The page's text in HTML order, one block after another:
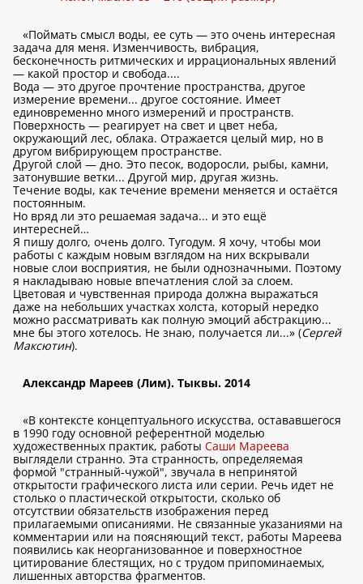
«Поймать смысл воды, ее суть — это очень интересная
задача для меня. Изменчивость, вибрация,
бесконечность ритмических и иррациональных явлений
— какой простор и свобода....
Вода — это другое прочтение пространства, другое
измерение времени... другое состояние. Имеет
единовременно много измерений и пространств.
Поверхность — реагирует на свет и цвет неба,
окружающий лес, облака. Отражается целый мир, но в
другом вибрирующем пространстве.
Другой слой — дно. Это песок, водоросли, рыбы, камни,
затонувшие ветки... Другой мир, другая жизнь.
Течение воды, как течение времени меняется и остаётся
постоянным.
Но вряд ли это решаемая задача... и это ещё
интересней…
Я пишу долго, очень долго. Тугодум. Я хочу, чтобы мои
работы с каждым новым взглядом на них вскрывали
новые слои восприятия, не были однозначными. Поэтому
я накладываю новые впечатления слой за слоем.
Цветовая и чувственная природа должна выражаться
даже на небольших участках холста, который нередко
можно рассматривать как полную эмоций абстракцию...
мне бы этого хотелось. Не знаю, получается ли...» (Сергей
Максютин).
Александр Мареев (Лим). Тыквы. 2014
«В контексте концептуального искусства, остававшегося
в 1990 году основной референтной моделью
художественных практик, работы Саши Мареева
выглядели странно. Эта странность, определяемая
формой "странный-чужой", звучала в непринятой
открытости графического листа или серии. Речь идет не
столько о пластической открытости, сколько об
отсутствии обязательств изображения перед
прилагаемыми описаниями. Не связанные указаниями на
комментарии или на поясняющий текст, работы Мареева
появились как неорганизованное и поверхностное
цитирование блестящих, но с трудом припоминаемых,
лишенных авторства фрагментов.